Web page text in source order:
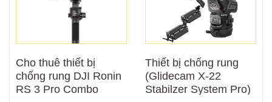
Cho thuê thiết bị
chống rung DJI Ronin
RS 3 Pro Combo
Thiết bị chống rung
(Glidecam X-22
Stabilzer System Pro)